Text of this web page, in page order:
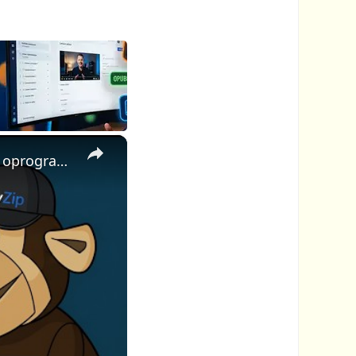
×
📦 Jak złamać hasło do pliku ZIP online za darmo | Bez instalacji oprogramowania